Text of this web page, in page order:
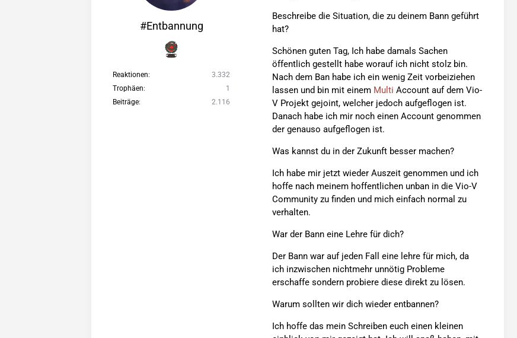
#Entbannung
Reaktionen
3.332
Trophäen
1
Beiträge
2.116
Beschreibe die Situation, die zu deinem Bann geführt
hat?
Schönen guten Tag, Ich habe damals Sachen
öffentlich gestellt habe worauf ich nicht stolz bin.
Nach dem Ban habe ich ein wenig Zeit vorbeiziehen
lassen und bin mit einem Multi Account auf dem Vio-
V Projekt gejoint, welcher jedoch aufgeflogen ist.
Danach habe ich mir noch einen Account genommen
der genauso aufgeflogen ist.
Was kannst du in der Zukunft besser machen?
Ich habe mir jetzt wieder Auszeit genommen und ich
hoffe nach meinem hoffentlichen unban in die Vio-V
Community zu finden und mich einfach normal zu
verhalten.
War der Bann eine Lehre für dich?
Der Bann war auf jeden Fall eine lehre für mich, da
ich inzwischen nichtmehr unnötig Probleme
erschaffe sondern probiere diese direkt zu lösen.
Warum sollten wir dich wieder entbannen?
Ich hoffe das mein Schreiben euch einen kleinen